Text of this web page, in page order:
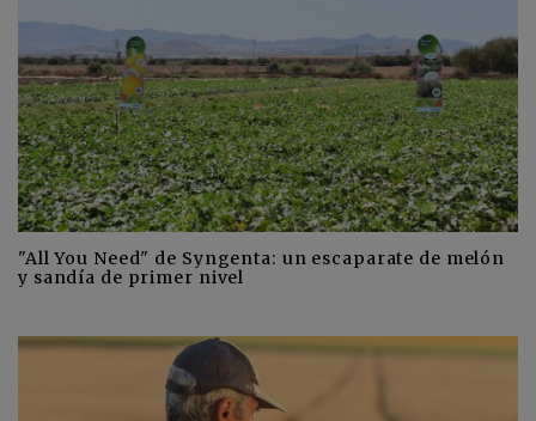
"All You Need" de Syngenta: un escaparate de melón
y sandía de primer nivel